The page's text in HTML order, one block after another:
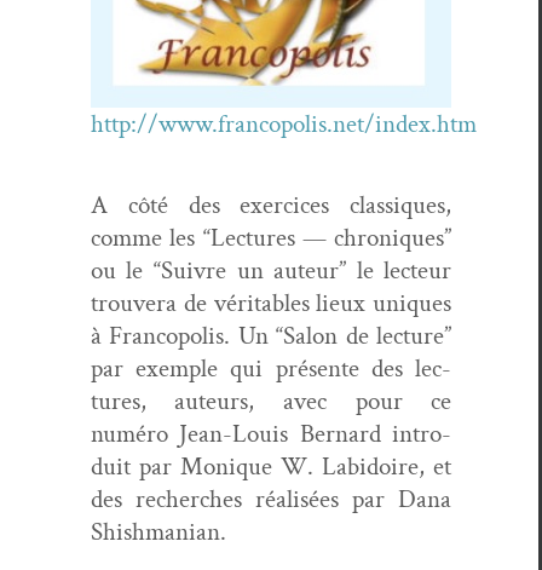
http://www.francopolis.net/index.htm
A côté des exer­ci­ces clas­siques,
comme les “Lec­tures — chroniques”
ou le “Suiv­re un auteur” le lecteur
trou­vera de véri­ta­bles lieux uniques
à Fran­copo­lis. Un “Salon de lec­ture”
par exem­ple qui présente des lec­
tures, auteurs, avec pour ce
numéro Jean-Louis Bernard intro­
duit par Monique W. Labidoire, et
des recherch­es réal­isées par Dana
Shishmanian.